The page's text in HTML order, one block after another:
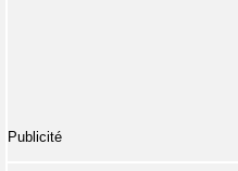
Publicité